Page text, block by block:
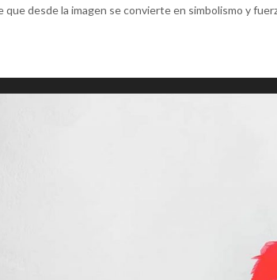
que desde la imagen se convierte en simbolismo y